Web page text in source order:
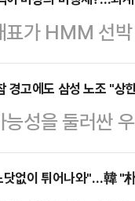
전자공시시스
Advisors)는
월22일 기준
5963주
표가 HMM 선
는 외교부 발
이냐"라고 꼬
이재명 정부는
있다. 이재명
란 국영 TV
경고에도 삼성 노조 "상
성을 둘러싼
있다. 11일 주
자 경쟁력과
없이 튀어나와"…韓 "